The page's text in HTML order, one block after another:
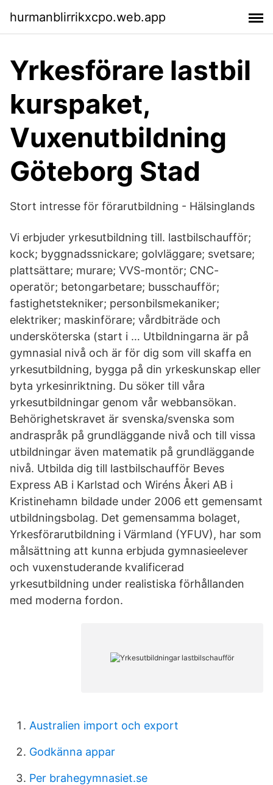
hurmanblirrikxcpo.web.app
Yrkesförare lastbil
kurspaket,
Vuxenutbildning
Göteborg Stad
Stort intresse för förarutbildning - Hälsinglands
Vi erbjuder yrkesutbildning till. lastbilschaufför;
kock; byggnadssnickare; golvläggare; svetsare;
plattsättare; murare; VVS-montör; CNC-
operatör; betongarbetare; busschaufför;
fastighetstekniker; personbilsmekaniker;
elektriker; maskinförare; vårdbiträde och
undersköterska (start i … Utbildningarna är på
gymnasial nivå och är för dig som vill skaffa en
yrkesutbildning, bygga på din yrkeskunskap eller
byta yrkesinriktning. Du söker till våra
yrkesutbildningar genom vår webbansökan.
Behörighetskravet är svenska/svenska som
andraspråk på grundläggande nivå och till vissa
utbildningar även matematik på grundläggande
nivå. Utbilda dig till lastbilschaufför Beves
Express AB i Karlstad och Wiréns Åkeri AB i
Kristinehamn bildade under 2006 ett gemensamt
utbildningsbolag. Det gemensamma bolaget,
Yrkesförarutbildning i Värmland (YFUV), har som
målsättning att kunna erbjuda gymnasieelever
och vuxenstuderande kvalificerad
yrkesutbildning under realistiska förhållanden
med moderna fordon.
Australien import och export
Godkänna appar
Per brahegymnasiet.se